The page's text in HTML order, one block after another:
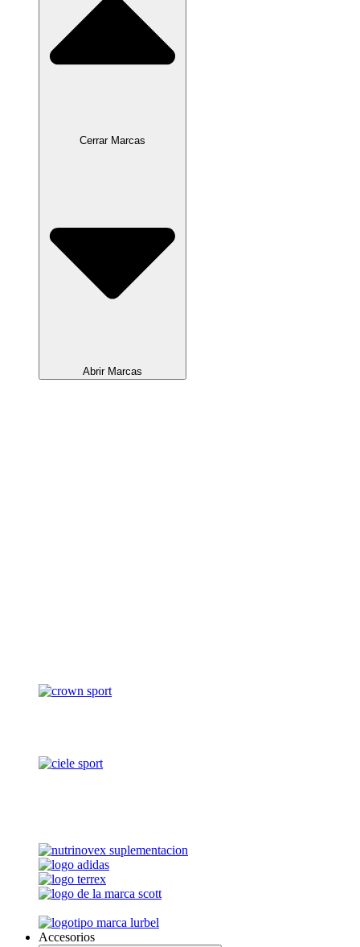
Cerrar Marcas
Abrir Marcas
Accesorios